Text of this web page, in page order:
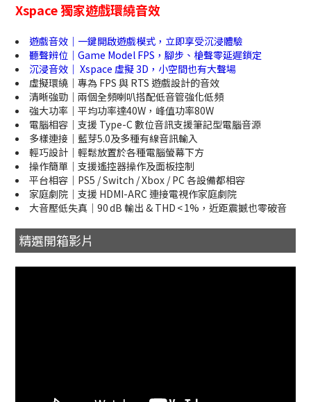
Xspace 獨家遊戲環繞音效
遊戲音效｜一鍵開啟遊戲模式，立即享受沉浸體驗
聽聲辨位｜Game Model FPS，腳步、槍聲零延遲鎖定
沉浸音效｜ Xspace 虛擬 3D，小空間也有大聲場
虛擬環繞｜專為 FPS 與 RTS 遊戲設計的音效
清晰強勁｜兩個全頻喇叭搭配低音管強化低頻
強大功率｜平均功率達40W，峰值功率80W
電腦相容｜支援 Type-C 數位音訊支援筆記型電腦音源
多樣連接｜藍芽5.0及多種有線音訊輸入
輕巧設計｜輕鬆放置於各種電腦螢幕下方
操作簡單｜支援遙控器操作及面板控制
平台相容｜PS5 / Switch / Xbox / PC 各設備都相容
家庭劇院｜支援 HDMI-ARC 連接電視作家庭劇院
大音壓低失真｜90 dB 輸出 & THD < 1%，近距震撼也零破音
精選開箱影片